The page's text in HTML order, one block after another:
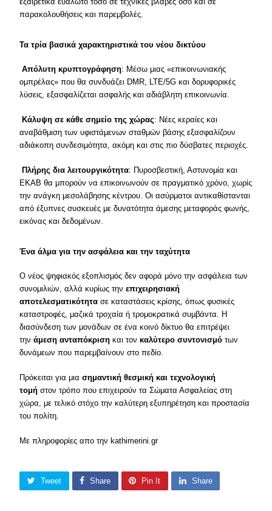
παρακολουθήσεις και παρεμβολές.
Τα τρία βασικά χαρακτηριστικά του νέου δικτύου
Απόλυτη κρυπτογράφηση: Μέσω μιας «επικοινωνιακής
ομπρέλας» που θα συνδυάζει DMR, LTE/5G και δορυφορικές
λύσεις, εξασφαλίζεται ασφαλής και αδιάβλητη επικοινωνία.
Κάλυψη σε κάθε σημείο της χώρας: Νέες κεραίες και
αναβάθμιση των υφιστάμενων σταθμών βάσης εξασφαλίζουν
αδιάκοπη συνδεσιμότητα, ακόμη και στις πιο δύσβατες περιοχές.
Πλήρης δια λειτουργικότητα: Πυροσβεστική, Αστυνομία και
ΕΚΑΒ θα μπορούν να επικοινωνούν σε πραγματικό χρόνο, χωρίς
την ανάγκη μεσολάβησης κέντρου. Οι ασύρματοι αντικαθίστανται
από έξυπνες συσκευές με δυνατότητα άμεσης μεταφοράς φωνής,
εικόνας και δεδομένων.
Ένα άλμα για την ασφάλεια και την ταχύτητα
Ο νέος ψηφιακός εξοπλισμός δεν αφορά μόνο την ασφάλεια των
συνομιλιών, αλλά κυρίως τηνεπιχειρησιακή
αποτελεσματικότητα σε καταστάσεις κρίσης, όπως φυσικές
καταστροφές, μαζικά τροχαία ή τρομοκρατικά συμβάντα. Η
διασύνδεση των μονάδων σε ένα κοινό δίκτυο θα επιτρέψει
τηνάμεση ανταπόκριση και τονκαλύτερο συντονισμό των
δυνάμεων που παρεμβαίνουν στο πεδίο.
Πρόκειται για μιασημαντική θεσμική και τεχνολογική
τομή στον τρόπο που επιχειρούν τα Σώματα Ασφαλείας στη
χώρα, με τελικό στόχο την καλύτερη εξυπηρέτηση και προστασία
του πολίτη.
Με πληροφορίες απο την kathimerini.gr
Tweet Share Pin It Share